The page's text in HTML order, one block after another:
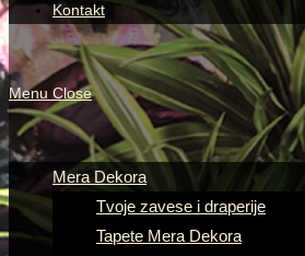
Kontakt
Menu Close
Mera Dekora
Tvoje zavese i draperije
Tapete Mera Dekora